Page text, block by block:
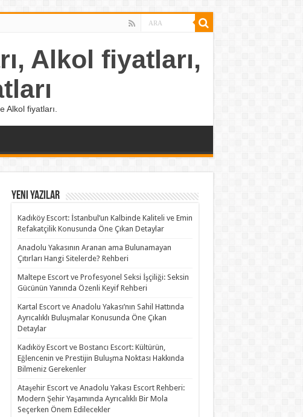
Alkol fiyatları,
Alkol fiyatları.
Yeni Yazılar
Kadıköy Escort: İstanbul’un Kalbinde Kaliteli ve Emin
Refakatçilik Konusunda Öne Çıkan Detaylar
Anadolu Yakasının Aranan ama Bulunamayan
Çıtırları Hangi Sitelerde? Rehberi
Maltepe Escort ve Profesyonel Seksi İşçiliği: Seksin
Gücünün Yanında Özenli Keyif Rehberi
Kartal Escort ve Anadolu Yakası’nın Sahil Hattında
Ayrıcalıklı Buluşmalar Konusunda Öne Çıkan
Detaylar
Kadıköy Escort ve Bostancı Escort: Kültürün,
Eğlencenin ve Prestijin Buluşma Noktası Hakkında
Bilmeniz Gerekenler
Ataşehir Escort ve Anadolu Yakası Escort Rehberi:
Modern Şehir Yaşamında Ayrıcalıklı Bir Mola
Seçerken Önem Edilecekler